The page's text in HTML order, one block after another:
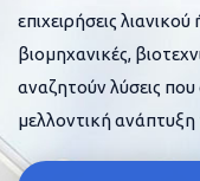
επιχειρήσεις
βιομηχανικές,
αναζητούν λύσεις
μελλοντική ανάπτυξη